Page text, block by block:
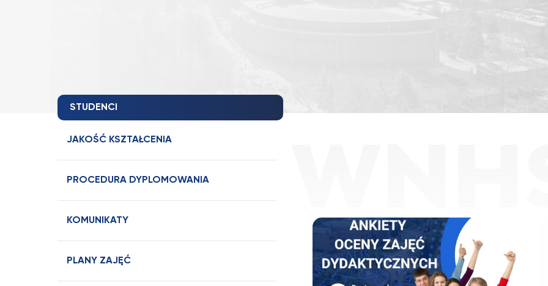
STUDENCI
JAKOŚĆ KSZTAŁCENIA
PROCEDURA DYPLOMOWANIA
KOMUNIKATY
PLANY ZAJĘĆ